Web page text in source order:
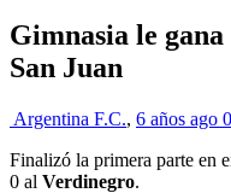
Gimnasia le
San Juan
Argentina F.C., 6 años ago 0
Finalizó la primera parte en
0 al Verdinegro.